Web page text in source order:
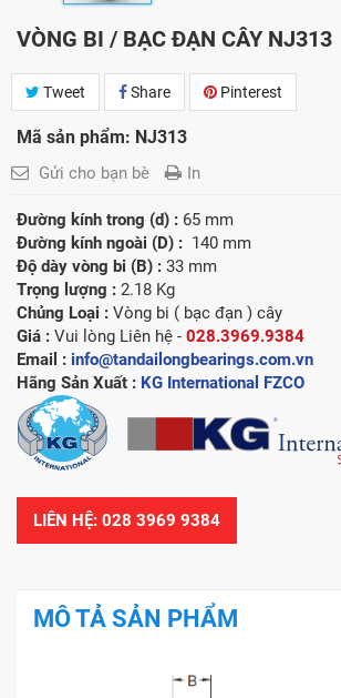
VÒNG BI / BẠC ĐẠN CÂY NJ313
Tweet Share Pinterest
Mã sản phẩm: NJ313
Gửi cho bạn bè In
Đường kính trong (d) : 65 mm
Đường kính ngoài (D) : 140 mm
Độ dày vòng bi (B) : 33 mm
Trọng lượng : 2.18 Kg
Chủng Loại : Vòng bi ( bạc đạn ) cây
Giá : Vui lòng Liên hệ - 028.3969.9384
Email : info@tandailongbearings.com.vn
Hãng Sản Xuất : KG International FZCO
LIÊN HỆ: 028 3969 9384
MÔ TẢ SẢN PHẨM